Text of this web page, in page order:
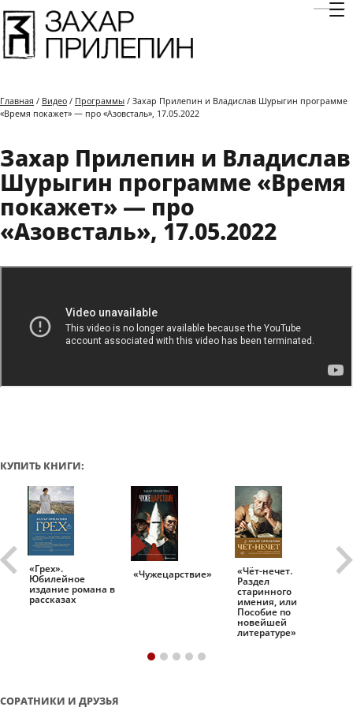
Главная / Видео / Программы / Захар Прилепин и Владислав Шурыгин программе
«Время покажет» — про «Азовсталь», 17.05.2022
Захар Прилепин и Владислав
Шурыгин программе «Время
покажет» — про
«Азовсталь», 17.05.2022
КУПИТЬ КНИГИ:
«Грех».
Юбилейное
издание романа в
рассказах
«Чужецарствие» «Чёт-нечет.
Раздел
старинного
имения, или
Пособие по
новейшей
литературе»
СОРАТНИКИ И ДРУЗЬЯ